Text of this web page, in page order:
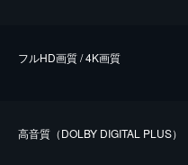
フルHD画質 / 4K画質
⾼⾳質（DOLBY DIGITAL PLUS）